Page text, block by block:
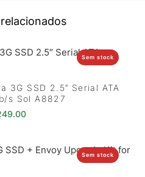
Sem stock
3G SSD 2.5″ Serial ATA
s Sol A8827
Sem stock